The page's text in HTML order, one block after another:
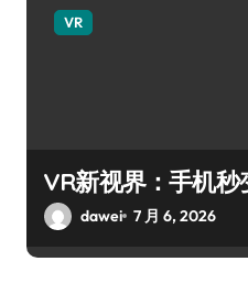
VR
VR新视界：手机秒
dawei 7 月 6, 2026